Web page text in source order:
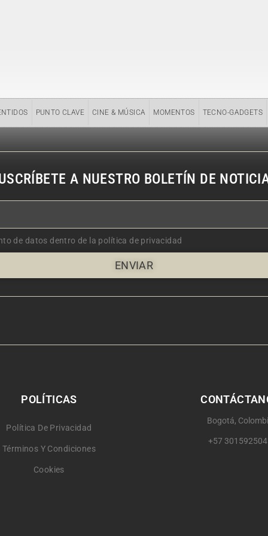
PUNTO CLAVE CINE & MÚSICA MOMENTOS TECNO-GADGETS
A NUESTRO BOLETÍN DE
de datos dentro de la política de privacidad
ENVIAR
POLÍTICAS
Política De Privacidad
Términos Y Condiciones
Cookies
Bogotá,
+57